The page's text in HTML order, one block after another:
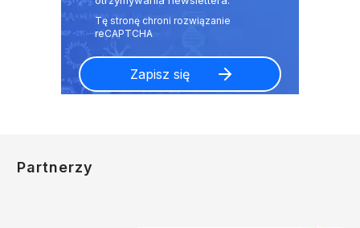
Partnerzy